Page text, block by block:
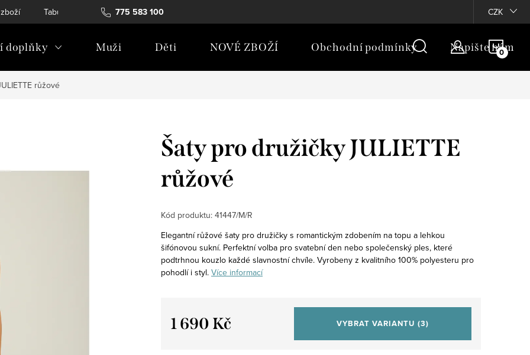
775 583 100
Tabulky velikostí Soubory Cookies CZK
doplňky Muži Děti NOVÉ ZBOŽÍ Obchodní podmínky Napište nám
růžové
Šaty pro družičky JULIETTE
růžové
Kód produktu: 41447/M/R
Elegantní růžové šaty pro družičky s romantickým zdobením na topu a lehkou
šifónovou sukní. Perfektní volba pro svatební den nebo společenský ples, které
podtrhnou kouzlo každé slavnostní chvíle. Vyrobeny z kvalitního 100% polyesteru pro
pohodlí i styl. Více informací
1 690 Kč VYBRAT VARIANTU (3)